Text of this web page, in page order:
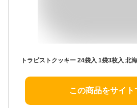
この商品をサイト